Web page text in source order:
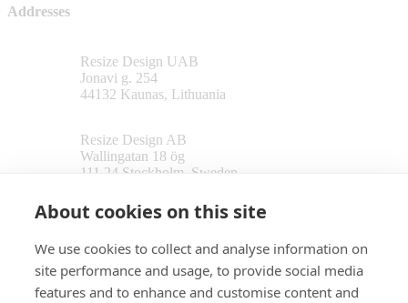
About cookies on this site
We use cookies to collect and analyse information on
site performance and usage, to provide social media
features and to enhance and customise content and
Addresses
Resize Design UAB
Jonavi g. 254
44132 Kaunas, Lithuania
Resize Design AB
Wallingatan 18 ög
111 24 Stockholm, Sweden
Follow us